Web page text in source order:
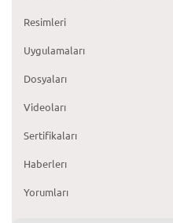
Resimleri
Uygulamaları
Dosyaları
Videoları
Sertifikaları
Haberlerı
Yorumları